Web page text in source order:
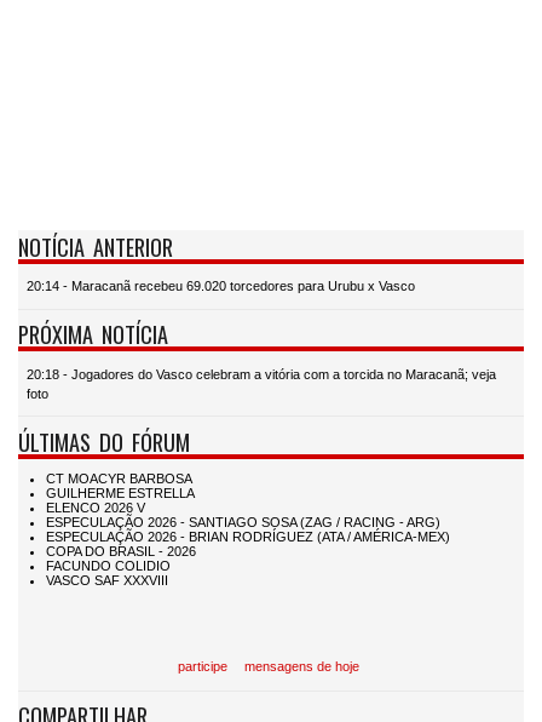
NOTÍCIA ANTERIOR
20:14 - Maracanã recebeu 69.020 torcedores para Urubu x Vasco
PRÓXIMA NOTÍCIA
20:18 - Jogadores do Vasco celebram a vitória com a torcida no Maracanã; veja
foto
ÚLTIMAS DO FÓRUM
participe mensagens de hoje